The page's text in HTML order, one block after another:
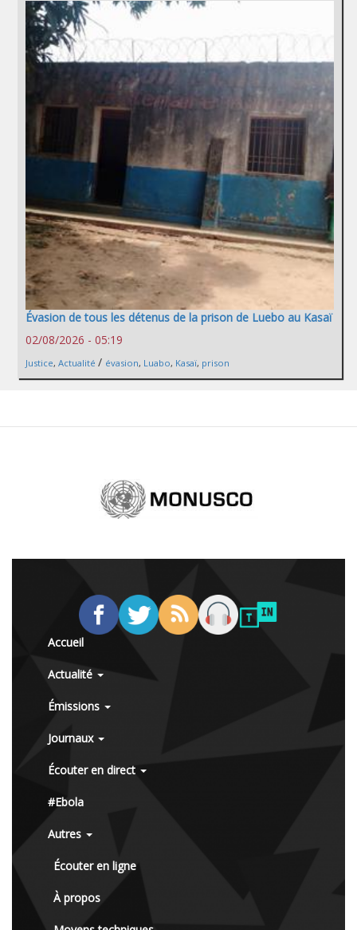
Évasion de tous les détenus de la prison de Luebo au Kasaï
02/08/2026 - 05:19
Justice, Actualité / évasion, Luabo, Kasaï, prison
Accueil
Actualité
Émissions
Journaux
Écouter en direct
#Ebola
Autres
Écouter en ligne
À propos